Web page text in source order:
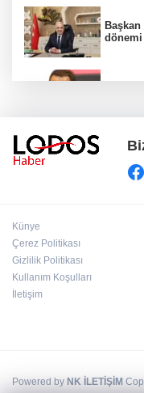
dönemi
Bakan
Künye
Çerez Politikası
Gizlilik Politikası
Kullanım Koşulları
İletişim
Powered by NK İLETİŞİM